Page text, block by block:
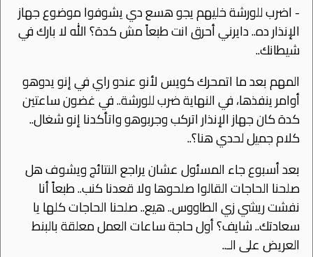
- اضرب للورشة خليهم يجو هسع دي يشوفوا موضوع جهاز
اﻹنذار ده.. دايرني أحرق انت طبعاً مش كدة؟ الله ﻻ بارك في
شيطانك..
المهم بعد ما اتمحرك كويس ﻷنو عندو راي في إنو يدوهو
أوامر ينفذها، في النهاية ضرب للورشة.. في غضون ساعتين
كدة كان جهاز اﻹنذار اتركب وجربوهو واتأكدنا إنو شغال..
كلام جميل لحدي هنا؟..
بعد أسبوع جاء المسئول عشان يراجع النتائج ويشوف هل
صلحنا الحاجات القالوا صلحوها وﻻ قعدنا كنب.. طبعاً أنا
نفشت ريشي زي الطاووس.. هيع.. صلحنا الحاجات كلها يا
سعادتك.. شايف؟ أول حاجة ساعات العمل معلقة بالبنط
العريض على الـ..